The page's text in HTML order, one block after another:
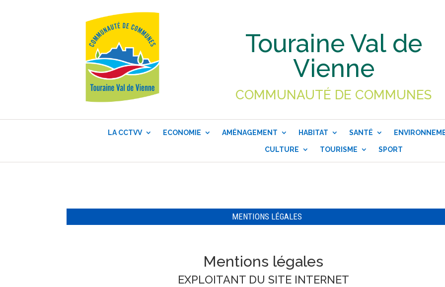
Touraine Val de
Vienne
COMMUNAUTÉ DE COMMUNES
LA CCTVV ECONOMIE AMÉNAGEMENT HABITAT SANTÉ
CULTURE TOURISME SPORT
MENTIONS LÉGALES
Mentions légales
EXPLOITANT DU SITE INTERNET